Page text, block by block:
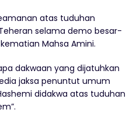
atas tuduhan
selama demo besar-
Mahsa Amini.
dakwaan yang dijatuhkan
jaksa penuntut umum
didakwa atas tuduhan